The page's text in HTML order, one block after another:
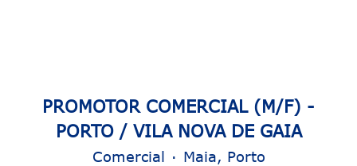
PROMOTOR COMERCIAL (M/F) -
PORTO / VILA NOVA DE GAIA
Comercial · Maia, Porto